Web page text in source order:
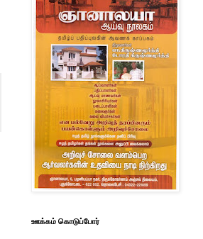
ஊக்கம் கொடுப்போர்